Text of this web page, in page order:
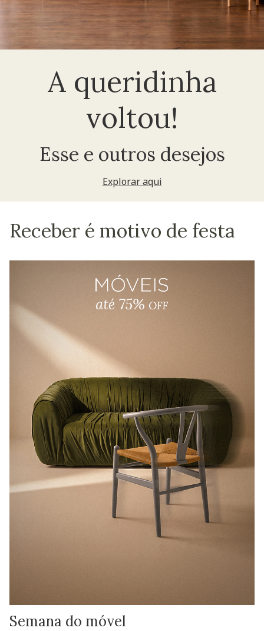
A queridinha
voltou!
Esse e outros desejos
Explorar aqui
Receber é motivo de festa
Semana do móvel